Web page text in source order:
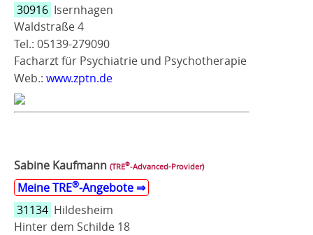
30916 Isernhagen
Waldstraße 4
Tel.: 05139-279090
Facharzt für Psychiatrie und Psychotherapie
Web.: www.zptn.de
Sabine Kaufmann (TRE®‑Advanced-Provider)
Meine TRE®‑Angebote ⇒
31134 Hildesheim
Hinter dem Schilde 18